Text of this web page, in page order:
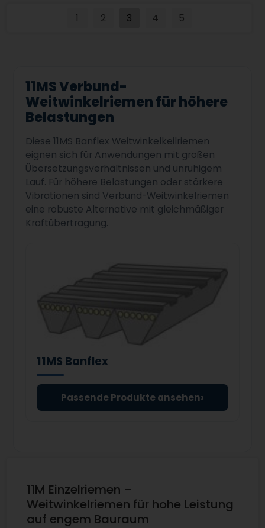
1 2 3 4 5
11MS Verbund-
Weitwinkelriemen für höhere
Belastungen
Diese 11MS Banflex Weitwinkelkeilriemen
eignen sich für Anwendungen mit großen
Übersetzungsverhältnissen und unruhigem
Lauf. Für höhere Belastungen oder stärkere
Vibrationen sind Verbund-Weitwinkelriemen
eine robuste Alternative mit gleichmäßiger
Kraftübertragung.
11MS Banflex
Passende Produkte ansehen›
11M Einzelriemen –
Weitwinkelriemen für hohe Leistung
auf engem Bauraum